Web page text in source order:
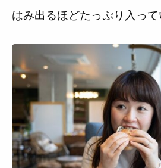
はみ出るほどたっぷり入って